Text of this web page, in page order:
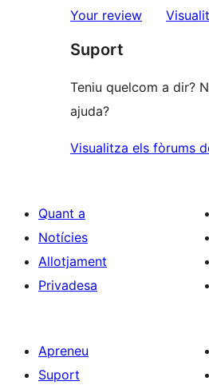
estrelles
de
estrelles
Your review
Suport
Teniu quelcom a dir?
ajuda?
Visualitza els fòrums
Quant a
Notícies
Allotjament
Privadesa
Apreneu
Suport